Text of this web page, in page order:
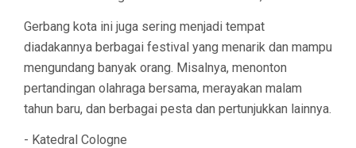
Gerbang kota ini juga sering menjadi tempat
diadakannya berbagai festival yang menarik dan mampu
mengundang banyak orang. Misalnya, menonton
pertandingan olahraga bersama, merayakan malam
tahun baru, dan berbagai pesta dan pertunjukkan lainnya.
- Katedral Cologne